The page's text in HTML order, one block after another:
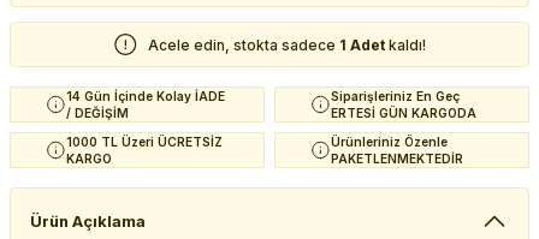
Acele edin, stokta sadece 1 Adet kaldı!
14 Gün İçinde Kolay İADE
/ DEĞİŞİM
Siparişleriniz En Geç
ERTESİ GÜN KARGODA
1000 TL Üzeri ÜCRETSİZ
KARGO
Ürünleriniz Özenle
PAKETLENMEKTEDİR
Ürün Açıklama